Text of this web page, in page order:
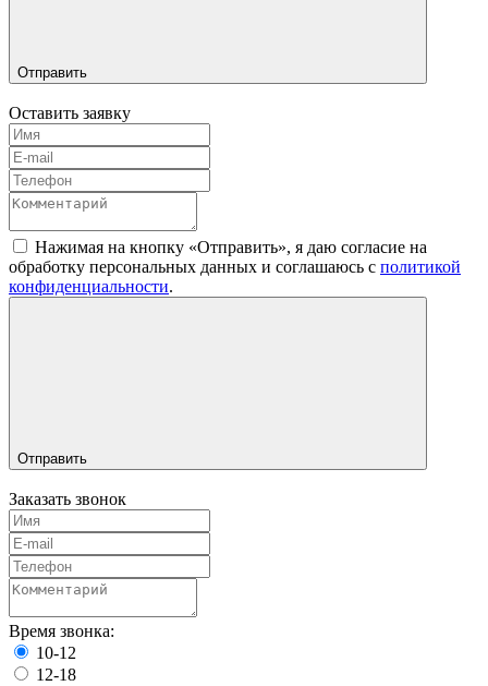
Отправить
Оставить заявку
Нажимая на кнопку «Отправить», я даю согласие на
обработку персональных данных и соглашаюсь c политикой
конфиденциальности.
Отправить
Заказать звонок
Время звонка:
10-12
12-18